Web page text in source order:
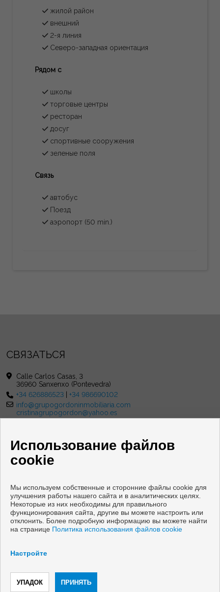
жилой район
внешний
2-я линия
Северо-западная ориентация
Рядом с
школы
торговые центры
ресторан
досуг
спортивные сооружения
зеленые поля
Связь
автобус
Поезд
аэропорт (50 min.)
СВЯЗАТЬСЯ
Calle Carlos Casas, 3
36960 Sanxenxo (Pontevedra)
+34 626886523 |+34 986690102
info@grupogordoninmobiliaria.com
cristinagrupogordon@yahoo.es
Квартиры и дома на продажу в Санхенхо
Copyright © 2026 Grupo Gordon Inmobiliaria. |Официальное
Использование файлов
cookie
Мы используем собственные и сторонние файлы cookie для
улучшения работы нашего сайта и в аналитических целях.
Некоторые из них необходимы для правильного
функционирования сайта, другие вы можете настроить или
отклонить. Более подробную информацию вы можете найти
на странице Политика использования файлов cookie
Настройте